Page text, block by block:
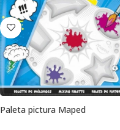
Paleta pictura Maped